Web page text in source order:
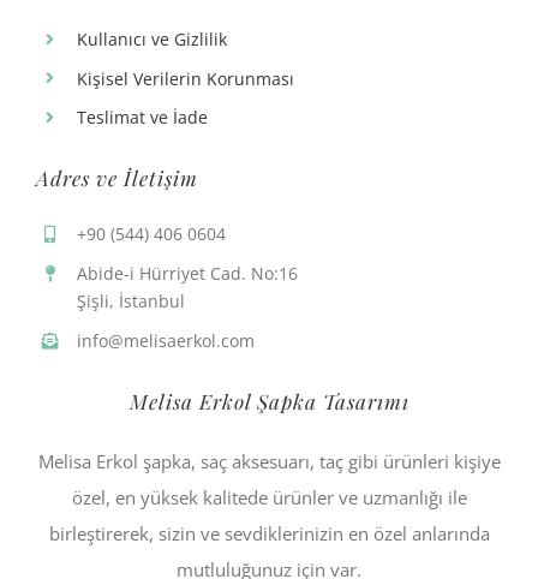
Kullanıcı ve Gizlilik
Kişisel Verilerin Korunması
Teslimat ve İade
Adres ve İletişim
+90 (544) 406 0604
Abide-i Hürriyet Cad. No:16
Şişli, İstanbul
info@melisaerkol.com
Melisa Erkol Şapka Tasarımı
Melisa Erkol şapka, saç aksesuarı, taç gibi ürünleri kişiye
özel, en yüksek kalitede ürünler ve uzmanlığı ile
birleştirerek, sizin ve sevdiklerinizin en özel anlarında
mutluluğunuz için var.